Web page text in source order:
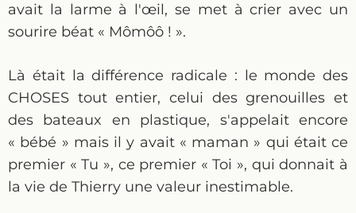
avait la larme à l'œil, se met à crier avec un
sourire béat « Mômôô ! ».
Là était la différence radicale : le monde des
CHOSES tout entier, celui des grenouilles et
des bateaux en plastique, s'appelait encore
« bébé » mais il y avait « maman » qui était ce
premier « Tu », ce premier « Toi », qui donnait à
la vie de Thierry une valeur inestimable.